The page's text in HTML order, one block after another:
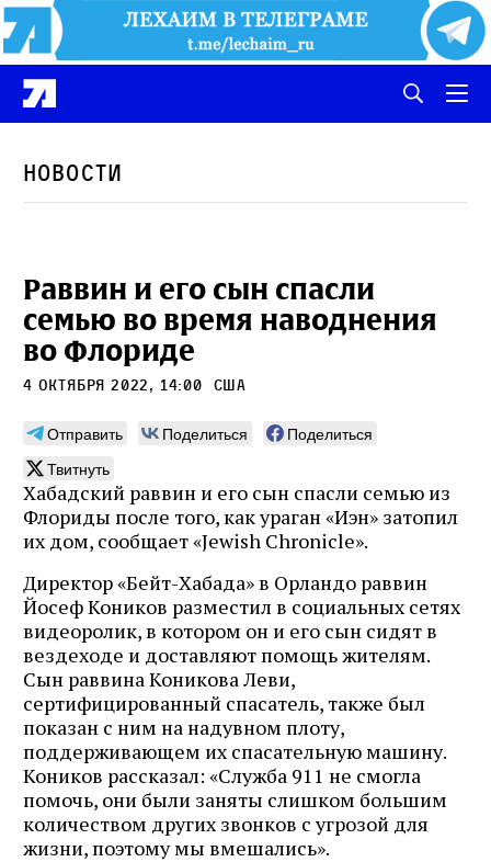
Новости
Раввин и его сын спасли
семью во время наводнения
во Флориде
4 октября 2022, 14:00 сша
Отправить Поделиться
Поделиться
Твитнуть
Хабадский раввин и его сын спасли семью из
Флориды после того, как ураган «Иэн» затопил
их дом, сообщает «Jewish Chronicle».
Директор «Бейт-Хабада» в Орландо раввин
Йосеф Коников разместил в социальных сетях
видеоролик, в котором он и его сын сидят в
вездеходе и доставляют помощь жителям.
Сын раввина Коникова Леви,
сертифицированный спасатель, также был
показан с ним на надувном плоту,
поддерживающем их спасательную машину.
Коников рассказал: «Служба 911 не смогла
помочь, они были заняты слишком большим
количеством других звонков с угрозой для
жизни, поэтому мы вмешались».